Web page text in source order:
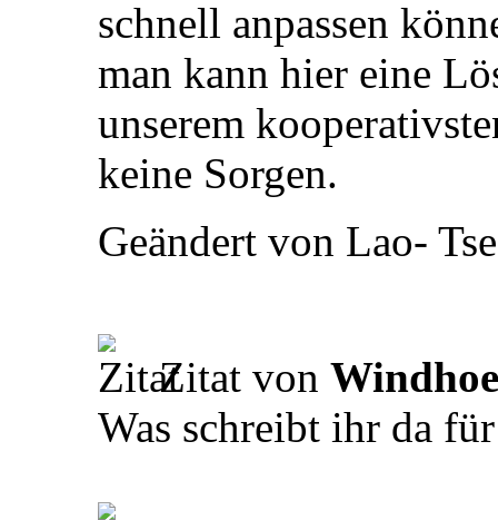
schnell anpassen
man kann hier eine
unserem
keine Sorgen.
Geändert von Lao-
Zitat von
Was schreibt ihr da